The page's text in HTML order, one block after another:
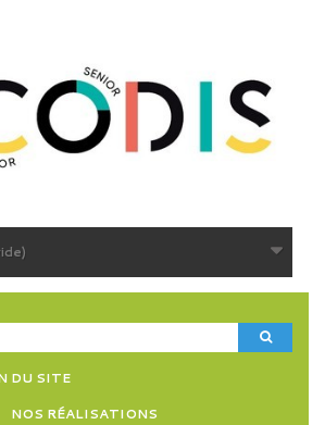
DU SITE
NOS RÉALISATIONS